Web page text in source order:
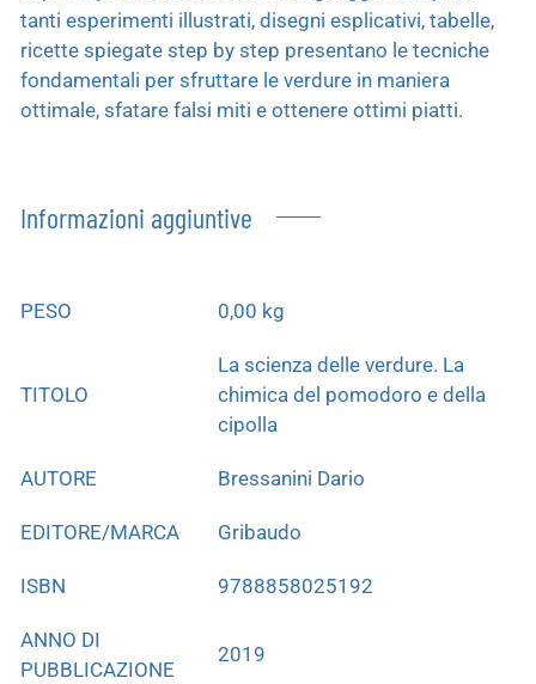
tanti esperimenti illustrati, disegni esplicativi, tabelle,
ricette spiegate step by step presentano le tecniche
fondamentali per sfruttare le verdure in maniera
ottimale, sfatare falsi miti e ottenere ottimi piatti.
Informazioni aggiuntive
PESO 0,00 kg
TITOLO
La scienza delle verdure. La
chimica del pomodoro e della
cipolla
AUTORE Bressanini Dario
EDITORE/MARCA Gribaudo
ISBN 9788858025192
ANNO DI
PUBBLICAZIONE
2019